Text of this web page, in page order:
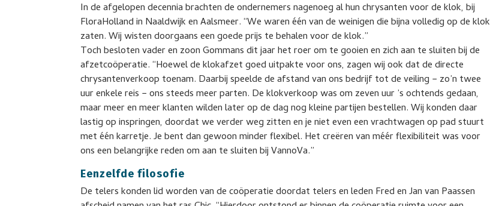
In de afgelopen decennia brachten de ondernemers nagenoeg al hun chrysanten voor de klok, bij
FloraHolland in Naaldwijk en Aalsmeer. “We waren één van de weinigen die bijna volledig op de klok
zaten. Wij wisten doorgaans een goede prijs te behalen voor de klok.”
Toch besloten vader en zoon Gommans dit jaar het roer om te gooien en zich aan te sluiten bij de
afzetcoöperatie. “Hoewel de klokafzet goed uitpakte voor ons, zagen wij ook dat de directe
chrysantenverkoop toenam. Daarbij speelde de afstand van ons bedrijf tot de veiling − zo’n twee
uur enkele reis − ons steeds meer parten. De klokverkoop was om zeven uur ’s ochtends gedaan,
maar meer en meer klanten wilden later op de dag nog kleine partijen bestellen. Wij konden daar
lastig op inspringen, doordat we verder weg zitten en je niet even een vrachtwagen op pad stuurt
met één karretje. Je bent dan gewoon minder flexibel. Het creëren van méér flexibiliteit was voor
ons een belangrijke reden om aan te sluiten bij VannoVa.”
Eenzelfde filosofie
De telers konden lid worden van de coöperatie doordat telers en leden Fred en Jan van Paassen